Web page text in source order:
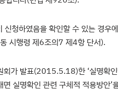
청하였음을 확인할 수 있는 경우
시행령 제6조의7 제4항 단서).
가 발표(2015.5.18)한 ‘실명확
실명확인 관련 구체적 적용방안’